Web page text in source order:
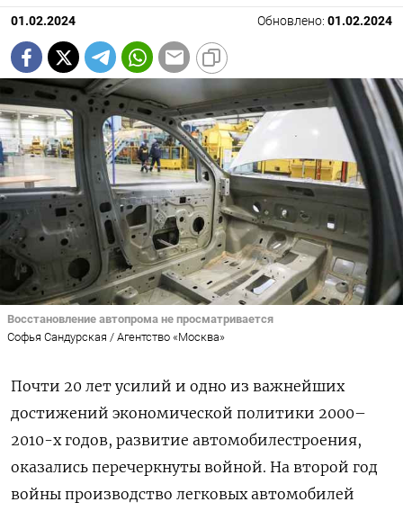
01.02.2024 Обновлено: 01.02.2024
Восстановление автопрома не просматривается
Софья Сандурская / Агентство «Москва»
Почти 20 лет усилий и одно из важнейших
достижений экономической политики 2000–
2010-х годов, развитие автомобилестроения,
оказались перечеркнуты войной. На второй год
войны производство легковых автомобилей